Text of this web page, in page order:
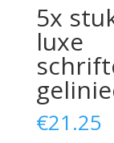
5x
luxe
€21.25